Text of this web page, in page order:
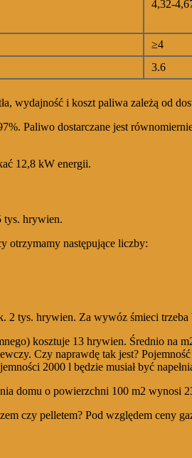
4,32-
≥4
3.6
wydajność i koszt paliwa zależą od
Paliwo dostarczane jest
12,8 kW energii.
tys. hrywien.
otrzymamy następujące liczby:
2 tys. hrywien. Za wywóz śmieci
kosztuje 13 hrywien. Średnio na
Czy naprawdę tak jest?
2000 l będzie musiał być
domu o powierzchni 100 m2 wynosi
czy pelletem? Pod względem ceny